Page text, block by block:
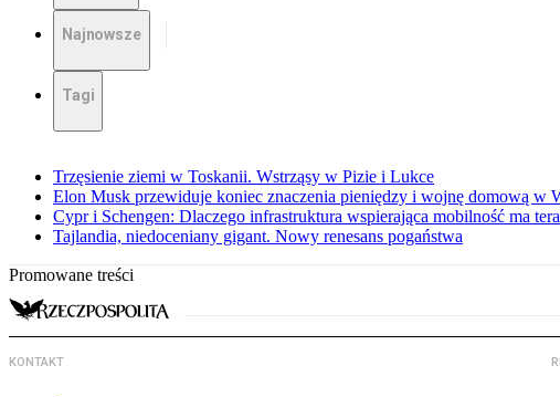
Najnowsze
Tagi
Trzęsienie ziemi w Toskanii. Wstrząsy w Pizie i Lukce
Elon Musk przewiduje koniec znaczenia pieniędzy i wojnę domową w
Cypr i Schengen: Dlaczego infrastruktura wspierająca mobilność ma
Tajlandia, niedoceniany gigant. Nowy renesans pogaństwa
Promowane treści
KONTAKT